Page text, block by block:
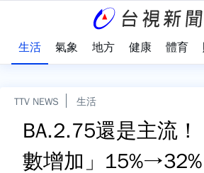
生活 氣象 地方 健康 體育
TTV NEWS 生活
BA.2.75還是主流
數增加」15%→32%